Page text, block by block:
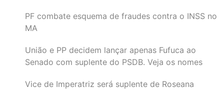
PF combate esquema de fraudes contra o INSS no
MA
União e PP decidem lançar apenas Fufuca ao
Senado com suplente do PSDB. Veja os nomes
Vice de Imperatriz será suplente de Roseana